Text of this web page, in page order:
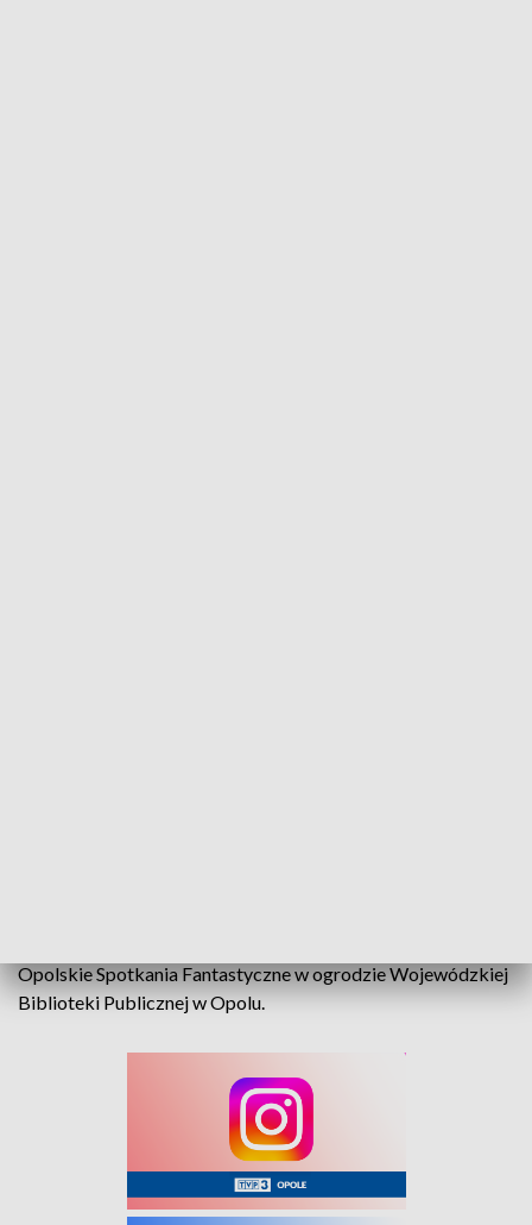
Opolskie Spotkania Fantastyczne w ogrodzie Wojewódzkiej
Biblioteki Publicznej w Opolu.